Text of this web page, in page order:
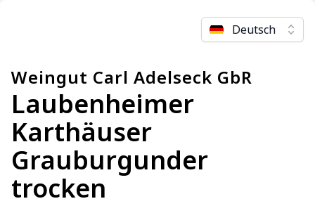
Deutsch
Weingut Carl Adelseck GbR
Laubenheimer
Karthäuser
Grauburgunder
trocken